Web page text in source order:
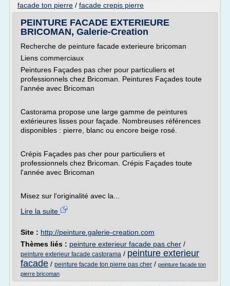
facade ton pierre / facade crepis pierre
PEINTURE FACADE EXTERIEURE
BRICOMAN, Galerie-Creation
Recherche de peinture facade exterieure bricoman
Liens commerciaux
Peintures Façades pas cher pour particuliers et
professionnels chez Bricoman. Peintures Façades toute
l'année avec Bricoman
Castorama propose une large gamme de peintures
extérieures lisses pour façade. Nombreuses références
disponibles : pierre, blanc ou encore beige rosé.
Crépis Façades pas cher pour particuliers et
professionnels chez Bricoman. Crépis Façades toute
l'année avec Bricoman
Misez sur l'originalité avec la...
Lire la suite
Site : http://peinture.galerie-creation.com
Thèmes liés : peinture exterieur facade pas cher /
peinture exterieur facade castorama / peinture exterieur
facade / peinture facade ton pierre pas cher / peinture facade ton
pierre bricoman